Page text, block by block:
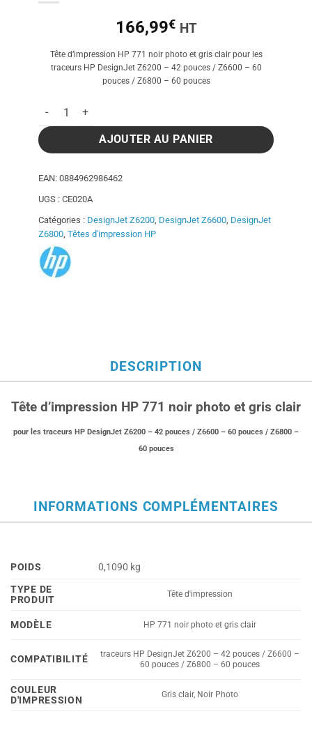
166,99€ HT
Tête d’impression HP 771 noir photo et gris clair pour les
traceurs HP DesignJet Z6200 – 42 pouces / Z6600 – 60
pouces / Z6800 – 60 pouces
quantité de Tête d'impression HP 771 noir photo et gris clair
AJOUTER AU PANIER
EAN: 0884962986462
UGS : CE020A
Catégories : DesignJet Z6200, DesignJet Z6600, DesignJet
Z6800, Têtes d'impression HP
DESCRIPTION
Tête d’impression HP 771 noir photo et gris clair
pour les traceurs HP DesignJet Z6200 – 42 pouces / Z6600 – 60 pouces / Z6800 –
60 pouces
INFORMATIONS COMPLÉMENTAIRES
POIDS
0,1090 kg
TYPE DE
PRODUIT
Tête d'impression
MODÈLE HP 771 noir photo et gris clair
COMPATIBILITÉ
traceurs HP DesignJet Z6200 – 42 pouces / Z6600 –
60 pouces / Z6800 – 60 pouces
COULEUR
D'IMPRESSION
Gris clair, Noir Photo